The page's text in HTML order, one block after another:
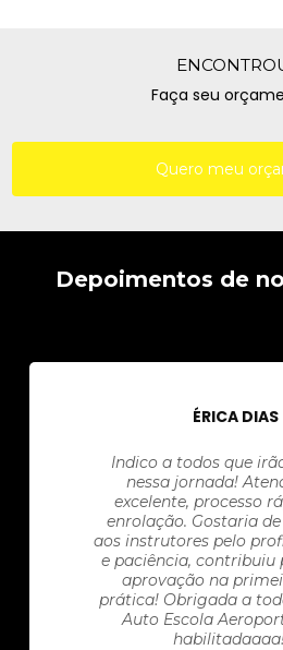
Faça seu
Quero meu
Depoimentos de
ÉRICA DIAS
Indico a todos que
nessa jornada!
excelente, processo
enrolação. Gostaria
aos instrutores pelo
e paciência, contribuiu
aprovação na
prática! Obrigada a
Auto Escola